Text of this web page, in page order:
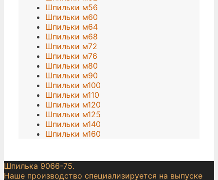
Шпильки м56
Шпильки м60
Шпильки м64
Шпильки м68
Шпильки м72
Шпильки м76
Шпильки м80
Шпильки м90
Шпильки м100
Шпильки м110
Шпильки м120
Шпильки м125
Шпильки м140
Шпильки м160
Шпилька 9066-75.
Наше производство специализируется на выпуске